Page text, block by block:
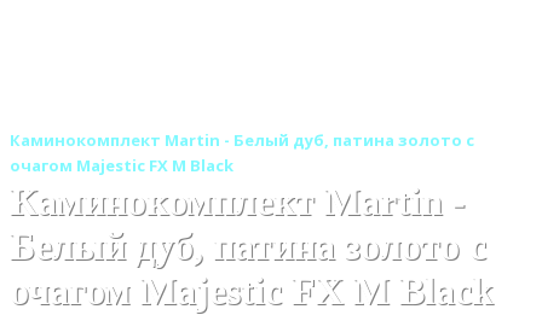
Каминокомплект Martin - Белый дуб, патина золото с
очагом Majestic FX M Black
Каминокомплект Martin -
Белый дуб, патина золото с
очагом Majestic FX M Black